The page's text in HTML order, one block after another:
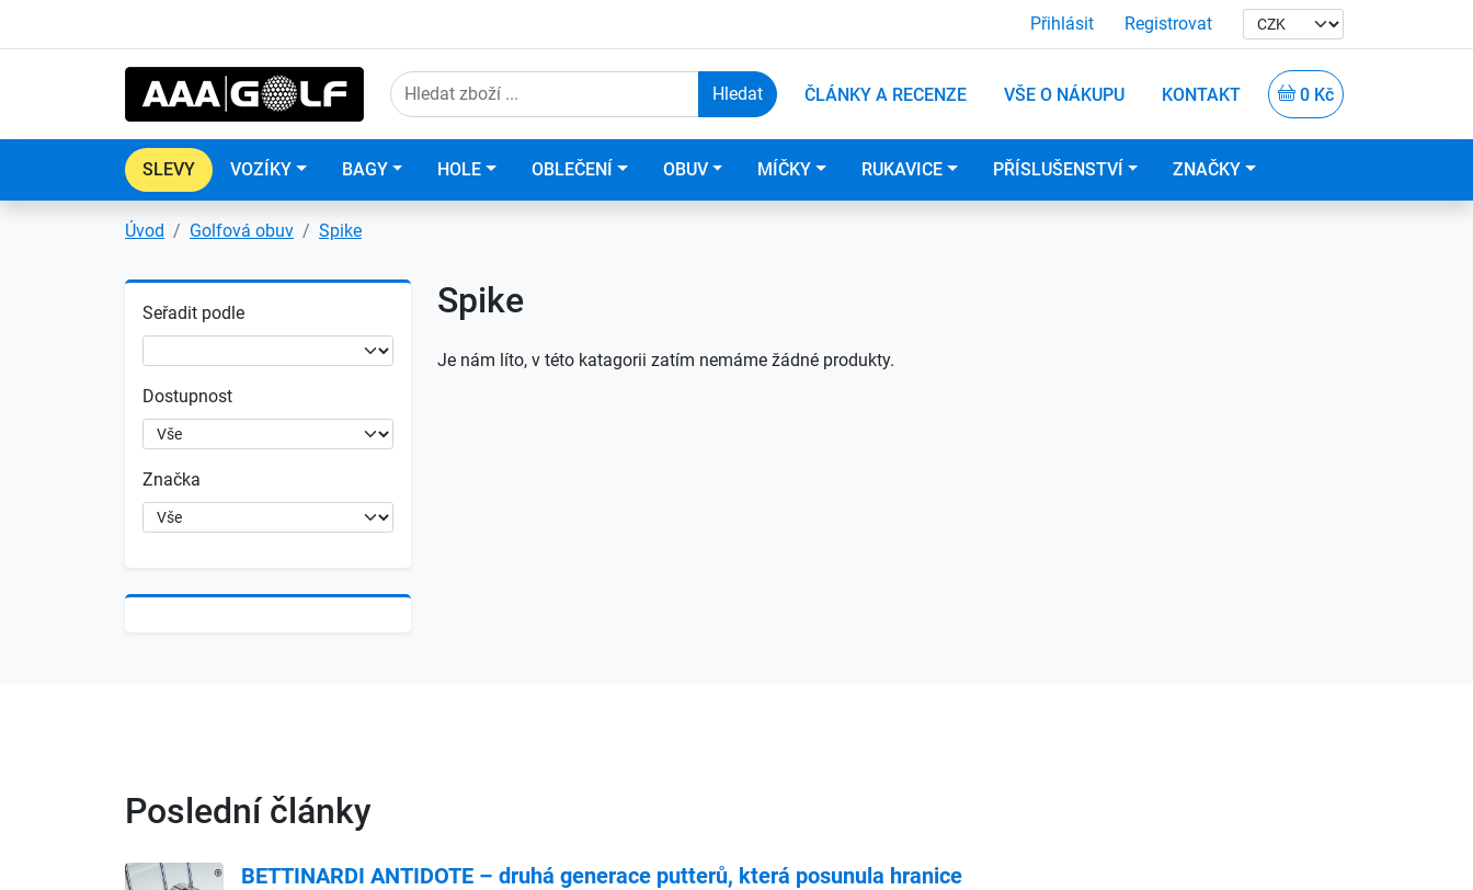
Přihlásit Registrovat
ČLÁNKY A RECENZE VŠE O NÁKUPU KONTAKT 0 Kč
SLEVY VOZÍKY BAGY HOLE OBLEČENÍ OBUV MÍČKY RUKAVICE PŘÍSLUŠENSTVÍ ZNAČKY
Úvod Golfová obuv Spike
Seřadit podle
Dostupnost
Značka
Spike
Je nám líto, v této katagorii zatím nemáme žádné produkty.
Poslední články
BETTINARDI ANTIDOTE – druhá generace putterů, která posunula hranice